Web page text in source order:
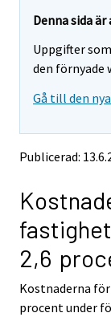
Denna sida är
Uppgifter
den förnyade
Gå till den
Publicerad:
2,6
Kostnaderna
procent under